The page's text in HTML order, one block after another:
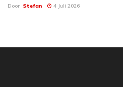
Door Stefan 4 Juli 2026